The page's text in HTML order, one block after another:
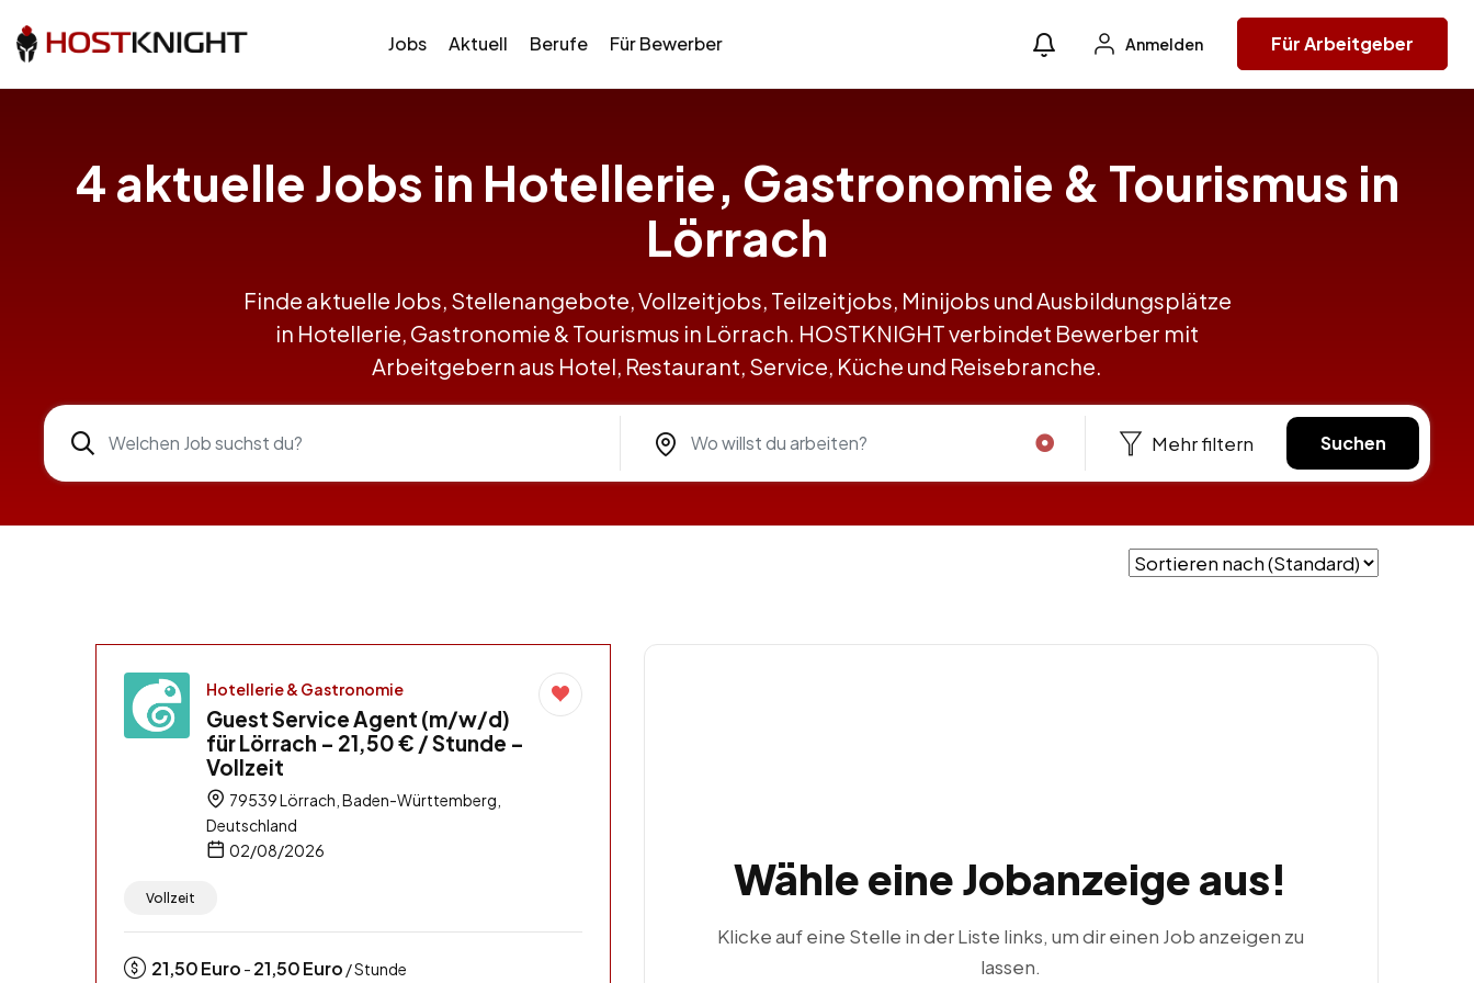
Jobs Aktuell Berufe Für Bewerber Anmelden Für Arbeitgeber
4 aktuelle Jobs in Hotellerie, Gastronomie & Tourismus in
Lörrach
Finde aktuelle Jobs, Stellenangebote, Vollzeitjobs, Teilzeitjobs, Minijobs und Ausbildungsplätze
in Hotellerie, Gastronomie & Tourismus in Lörrach. HOSTKNIGHT verbindet Bewerber mit
Arbeitgebern aus Hotel, Restaurant, Service, Küche und Reisebranche.
Mehr filtern Suchen
Hotellerie & Gastronomie
Guest Service Agent (m/w/d)
für Lörrach – 21,50 € / Stunde –
Vollzeit
79539 Lörrach, Baden-Württemberg,
Deutschland
02/08/2026
Vollzeit
21,50Euro - 21,50Euro / Stunde
Wähle eine Jobanzeige aus!
Klicke auf eine Stelle in der Liste links, um dir einen Job anzeigen zu
lassen.